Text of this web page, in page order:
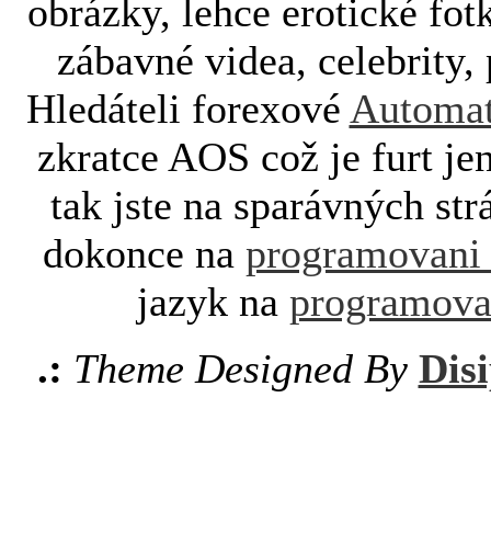
obrázky, lehce erotické
zábavné videa,
Hledáteli forexové
zkratce AOS což je furt
tak jste na sparávných
dokonce na programovani
jazyk na
.: Theme Designed By